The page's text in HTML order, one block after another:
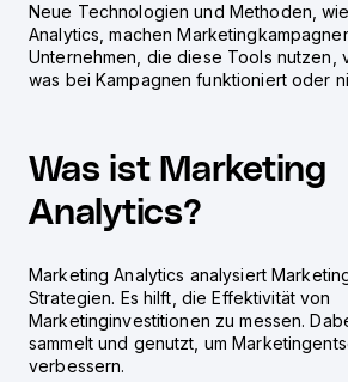
Neue Technologien und Methoden, wie
Analytics , machen
Unternehmen, die diese Tools nutzen,
was bei Kampagnen funktioniert oder
Was ist Marketing
Analytics?
Marketing Analytics analysiert
Strategien. Es hilft, die Effektivität von
Marketinginvestitionen zu messen.
sammelt und genutzt, um
verbessern.